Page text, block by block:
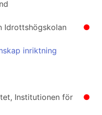
●
Idrottshögskolan
inriktning
●
Institutionen för